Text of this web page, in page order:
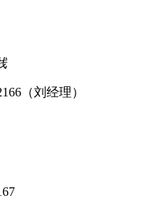
（刘经理）